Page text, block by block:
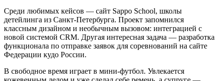
Среди любимых кейсов — сайт Sappo School, школы
детейлинга из Санкт-Петербурга. Проект запомнился
классным дизайном и необычным вызовом: интеграцией с
новой системой CRM. Другая интересная задача — разработка
функционала по отправке заявок для соревнований на сайте
Федерации кудо России.
В свободное время играет в мини-футбол. Увлекается